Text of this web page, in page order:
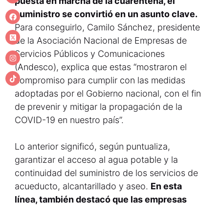
suministro se convirtió en un asunto clave.
Para conseguirlo, Camilo Sánchez, presidente
de la Asociación Nacional de Empresas de
Servicios Públicos y Comunicaciones
(Andesco), explica que estas “mostraron el
compromiso para cumplir con las medidas
adoptadas por el Gobierno nacional, con el fin
de prevenir y mitigar la propagación de la
COVID-19 en nuestro país”.
Lo anterior significó, según puntualiza,
garantizar el acceso al agua potable y la
continuidad del suministro de los servicios de
acueducto, alcantarillado y aseo. En esta
línea, también destacó que las empresas